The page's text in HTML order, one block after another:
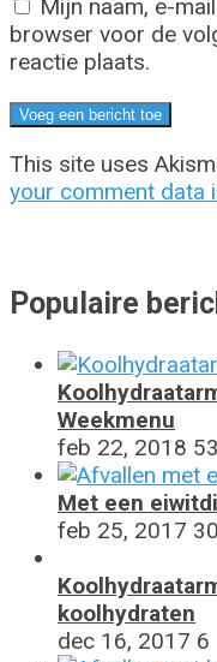
Mijn naam, e-
browser voor de
reactie plaats.
This site uses
your comment data
Populaire
Weekmenu
feb 22, 2018 53
Met een
feb 25, 2017 30
koolhydraten
dec 16, 2017 6